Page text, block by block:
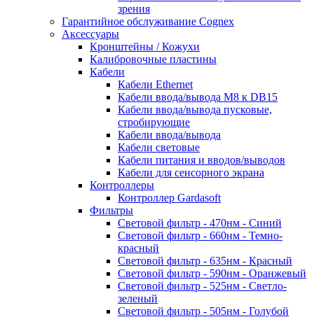
зрения
Гарантийное обслуживание Cognex
Аксессуары
Кронштейны / Кожухи
Калибровочные пластины
Кабели
Кабели Ethernet
Кабели ввода/вывода M8 к DB15
Кабели ввода/вывода пусковые,
стробирующие
Кабели ввода/вывода
Кабели световые
Кабели питания и вводов/выводов
Кабели для сенсорного экрана
Контроллеры
Контроллер Gardasoft
Фильтры
Световой фильтр - 470нм - Синий
Световой фильтр - 660нм - Темно-
красный
Световой фильтр - 635нм - Красный
Световой фильтр - 590нм - Оранжевый
Световой фильтр - 525нм - Светло-
зеленый
Световой фильтр - 505нм - Голубой